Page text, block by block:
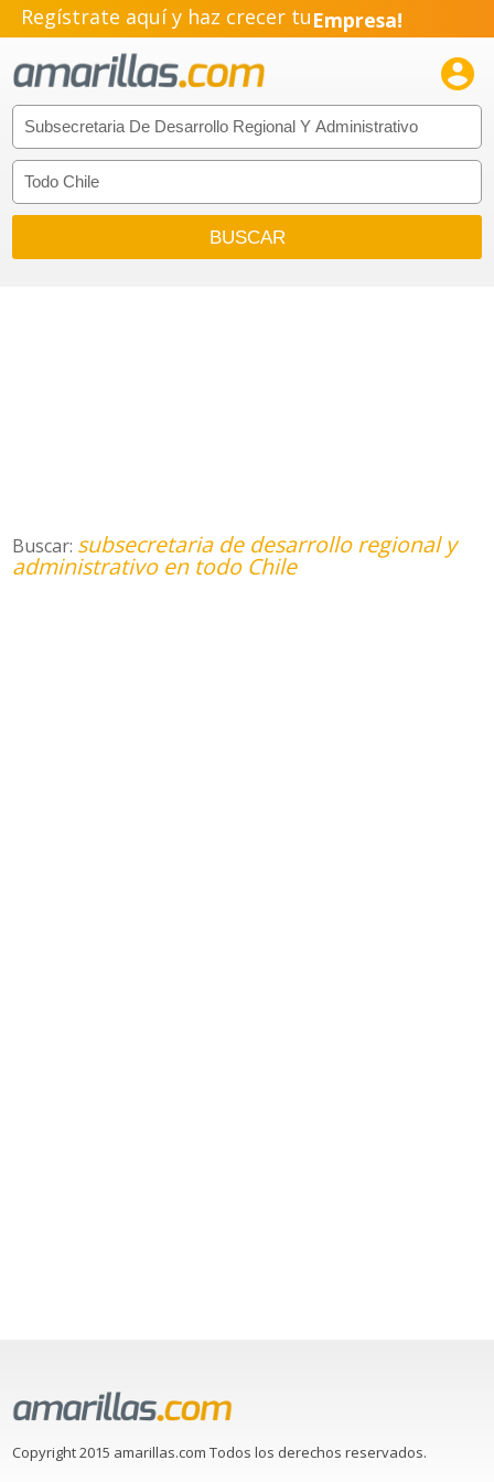
Regístrate aquí y haz crecer tuEmpresa!
Pyme!
Emprendimiento!

Buscar: subsecretaria de desarrollo regional y
administrativo en todo Chile
Copyright 2015 amarillas.com Todos los derechos reservados.